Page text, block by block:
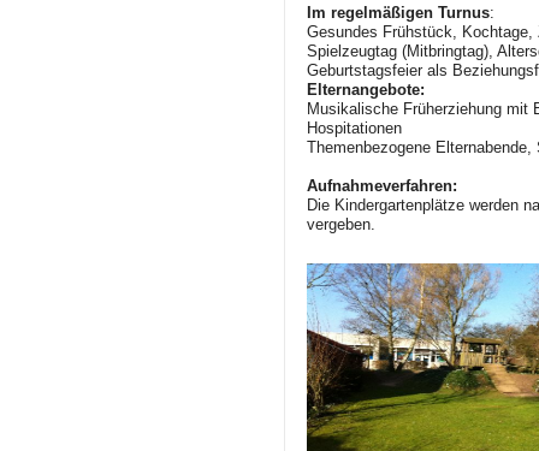
Im regelmäßigen Turnus:
Gesundes Frühstück, Kochtage,
Spielzeugtag (Mitbringtag),
Geburtstagsfeier als
Elternangebote:
Musikalische Früherziehung mit
Hospitationen
Themenbezogene
Aufnahmeverfahren:
Die Kindergartenplätze werden
vergeben.